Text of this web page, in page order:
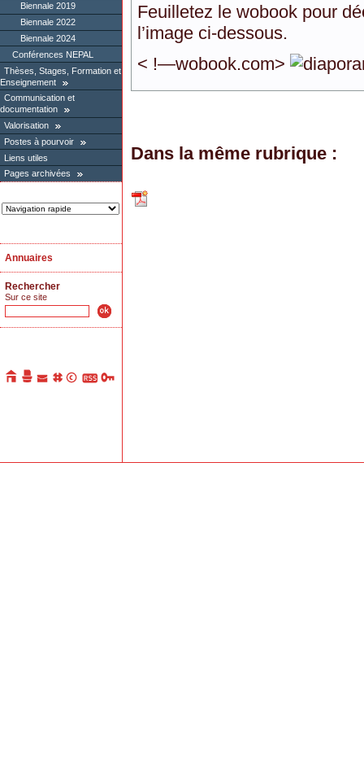
Biennale 2019
Biennale 2022
Biennale 2024
Conférences NEPAL
Thèses, Stages, Formation et
Enseignement
Communication et
documentation
Valorisation
Postes à pourvoir
Liens utiles
Pages archivées
Annuaires
Rechercher
Sur ce site
Feuilletez le wobook pour
l’image ci-dessous.
< !—wobook.com>
Dans la même rubrique :